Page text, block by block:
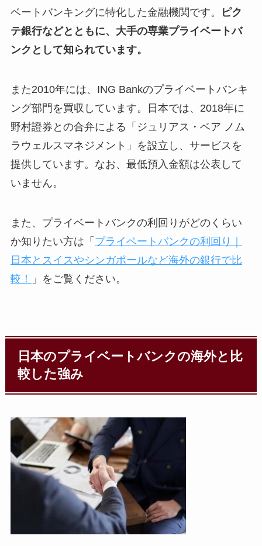
ベートバンキングに特化した金融機関です。
ピク
テ銀行などとともに、大手の専業プライベートバ
ンクとして知られています。
また2010年には、ING Bankのプライベートバンキ
ング部門を買収しています。日本では、2018年に
野村證券との合弁による「ジュリアス・ベア ノム
ラウェルスマネジメント」を設立し、サービスを
提供しています。なお、最低預入金額は公表して
いません。
また、プライベートバンクの利回りがどのくらい
か知りたい方は「 プライベートバンクの利回り｜
日本とスイスやシンガポールなど海外の銀行で比
較！
」をご覧ください。
日本のプライベートバンクの海外と比
較した強み